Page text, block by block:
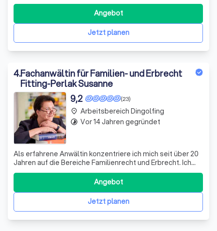
Anwaltskanzlei, die sich auf die Bereitstellung
umfassender rechtlicher Beratung und Vertretung in allen
Rechtsgebieten spezialisiert hat. Unser Team besteht
aus erfahrenen Rechtsanwälten, die sich durch ihre
Jetzt planen
Angebot
4.Fachanwältin für Familien- und Erbrecht
Fitting-Perlak Susanne
(23)
9,2
Als erfahrene Anwältin konzentriere ich mich seit über 20
Jahren auf die Bereiche Familienrecht und Erbrecht. Ich
verstehe, dass diese Rechtsgebiete oft mit hohen
emotionalen Belastungen verbunden sind, da sie in der
Regel Konflikte und rechtliche Auseinandersetzungen mit
den Menschen betreffen, dieJetzt planen
Angebot
place Arbeitsbereich Dingolfing
timelapse Vor 14 Jahren gegründet